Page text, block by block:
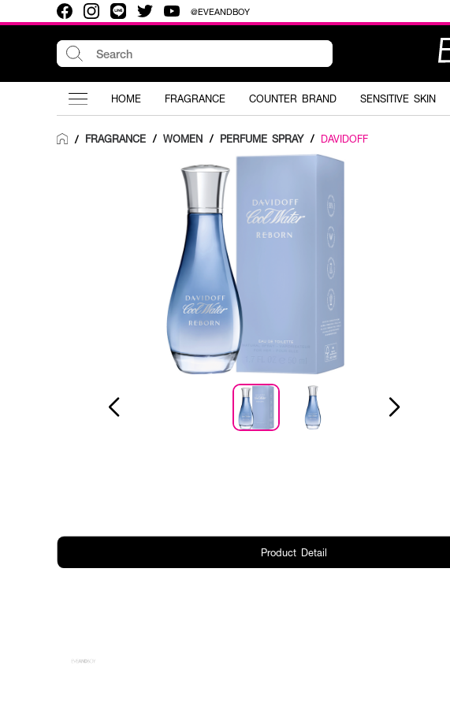
@EVEANDBOY
HOME FRAGRANCE COUNTER BRAND SENSITIVE SKIN
/ FRAGRANCE / WOMEN / PERFUME SPRAY / DAVIDOFF
Product Detail